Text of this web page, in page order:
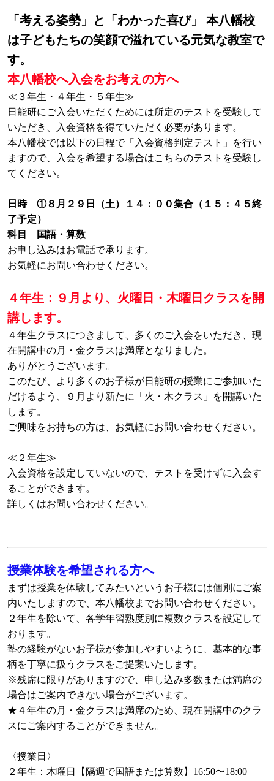
「考える姿勢」と「わかった喜び」 本八幡校
は子どもたちの笑顔で溢れている元気な教室で
す。
本八幡校へ入会をお考えの方へ
≪３年生・４年生・５年生≫
日能研にご入会いただくためには所定のテストを受験して
いただき、入会資格を得ていただく必要があります。
本八幡校では以下の日程で「入会資格判定テスト」を行い
ますので、入会を希望する場合はこちらのテストを受験し
てください。
日時 ①８ 月２９日（土）１４：００集合（１５：４５終
了予定）
科目 国語・算数
お申し込みはお電話で承ります。
お気軽にお問い合わせください。
４年生：９月より、火曜日・木曜日クラスを開
講します。
４年生クラスにつきまして、多くのご入会をいただき、現
在開講中の月・金クラスは満席となりました。
ありがとうございます。
このたび、より多くのお子様が日能研の授業にご参加いた
だけるよう、９月より新たに「火・木クラス」を開講いた
します。
ご興味をお持ちの方は、お気軽にお問い合わせください。
≪２年生≫
入会資格を設定していないので、テストを受けずに入会す
ることができます。
詳しくはお問い合わせください。
授業体験を希望される方へ
まずは授業を体験してみたいというお子様には個別にご案
内いたしますので、本八幡校までお問い合わせください。
２年生を除いて、各学年習熟度別に複数クラスを設定して
おります。
塾の経験がないお子様が参加しやすいように、基本的な事
柄を丁寧に扱うクラスをご提案いたします。
※残席に限りがありますので、申し込み多数または満席の
場合はご案内できない場合がございます。
★４年生の月・金クラスは満席のため、現在開講中のクラ
スにご案内することができません。
〈授業日〉
２年生：木曜日【隔週で国語または算数】16:50〜18:00